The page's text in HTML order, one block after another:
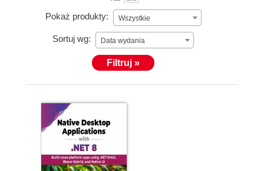
Pokaż produkty: Wszystkie
Sortuj wg: Data wydania
Filtruj »